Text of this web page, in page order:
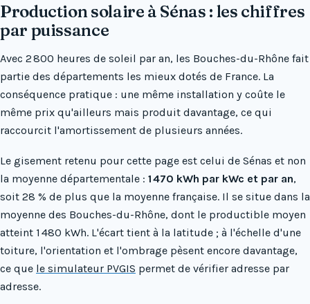
Production solaire à Sénas : les chiffres
par puissance
Avec 2 800 heures de soleil par an, les Bouches-du-Rhône fait
partie des départements les mieux dotés de France. La
conséquence pratique : une même installation y coûte le
même prix qu'ailleurs mais produit davantage, ce qui
raccourcit l'amortissement de plusieurs années.
Le gisement retenu pour cette page est celui de Sénas et non
la moyenne départementale : 1 470 kWh par kWc et par an,
soit 28 % de plus que la moyenne française. Il se situe dans la
moyenne des Bouches-du-Rhône, dont le productible moyen
atteint 1 480 kWh. L'écart tient à la latitude ; à l'échelle d'une
toiture, l'orientation et l'ombrage pèsent encore davantage,
ce que le simulateur PVGIS permet de vérifier adresse par
adresse.